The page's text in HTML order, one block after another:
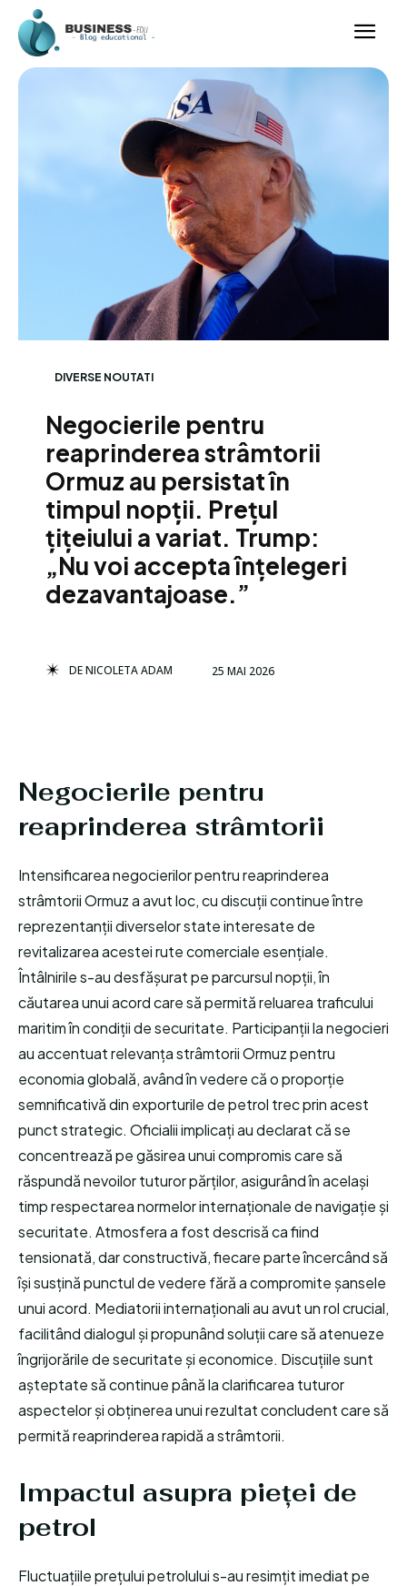
DIVERSE NOUTATI
Negocierile pentru
reaprinderea strâmtorii
Ormuz au persistat în
timpul nopții. Prețul
țițeiului a variat. Trump:
„Nu voi accepta înțelegeri
dezavantajoase.”
DENICOLETA ADAM 25 MAI 2026
Negocierile pentru
reaprinderea strâmtorii
Intensificarea negocierilor pentru reaprinderea
strâmtorii Ormuz a avut loc, cu discuții continue între
reprezentanții diverselor state interesate de
revitalizarea acestei rute comerciale esențiale.
Întâlnirile s-au desfășurat pe parcursul nopții, în
căutarea unui acord care să permită reluarea traficului
maritim în condiții de securitate. Participanții la negocieri
au accentuat relevanța strâmtorii Ormuz pentru
economia globală, având în vedere că o proporție
semnificativă din exporturile de petrol trec prin acest
punct strategic. Oficialii implicați au declarat că se
concentrează pe găsirea unui compromis care să
răspundă nevoilor tuturor părților, asigurând în același
timp respectarea normelor internaționale de navigație și
securitate. Atmosfera a fost descrisă ca fiind
tensionată, dar constructivă, fiecare parte încercând să
își susțină punctul de vedere fără a compromite șansele
unui acord. Mediatorii internaționali au avut un rol crucial,
facilitând dialogul și propunând soluții care să atenueze
îngrijorările de securitate și economice. Discuțiile sunt
așteptate să continue până la clarificarea tuturor
aspectelor și obținerea unui rezultat concludent care să
permită reaprinderea rapidă a strâmtorii.
Impactul asupra pieței de
petrol
Fluctuațiile prețului petrolului s-au resimțit imediat pe